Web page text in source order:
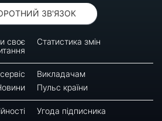
ЗВ'ЯЗОК
своє
Статистика змін
Викладачам
Пульс країни
Угода підписника